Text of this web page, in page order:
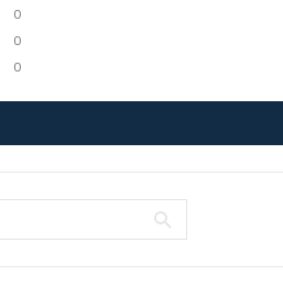
0
0
0